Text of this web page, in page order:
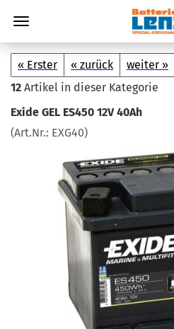
« Erster « zurück
weiter »
12 Artikel in dieser Kategorie
Exide GEL ES450 12V 40Ah
(Art.Nr.: EXG40)